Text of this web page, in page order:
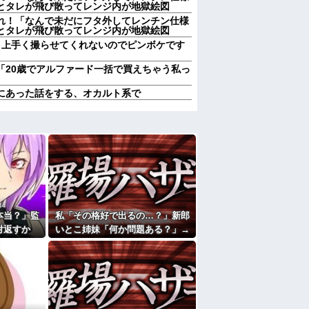
レが飛び散ってレンジ内が地獄絵図
！「なんで未だにフタ外してレンチン仕様
レが飛び散ってレンジ内が地獄絵図
手く撮らせてくれないのでピンボケです
20歳でアルファード一括で買えちゃう私っ
あった話をする、オカルト系で
、「じゃあ、今日から僕が君の彼氏だよ」
からレシピ教えてもらおうとしたら……
立はサラダ、しょっぱいメイン、汁物、ご
管理人さんに連絡したらその家の親が来て
で管理人に話をしてことを大きくするとか
代)と結婚→初対面で驚愕のタメ口連発
母が「私ちゃんは結婚したら仕事辞める予
よ
当？」監
返すか
になり…
私「その格好で出るの…？」新郎
いとこ姉妹「何か問題ある？」→
結婚式当日に感じた違和感が最後
まで消えなくて…